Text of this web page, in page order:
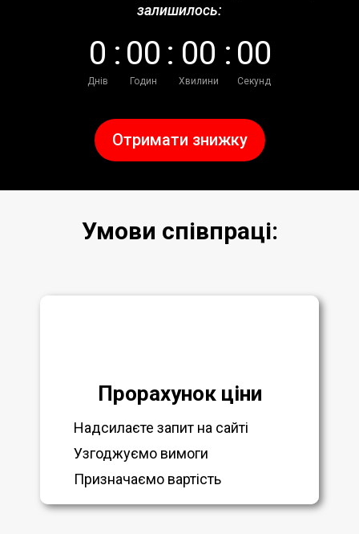
залишилось:
0
Днів
: 00
Годин
: 00
Хвилини
: 00
Секунд
Отримати знижку
Умови співпраці:
Прорахунок ціни
Надсилаєте запит на сайті
Узгоджуємо вимоги
Призначаємо вартість